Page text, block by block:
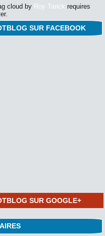
cloud by Roy Tanck requires
SUR FACEBOOK
SUR GOOGLE+